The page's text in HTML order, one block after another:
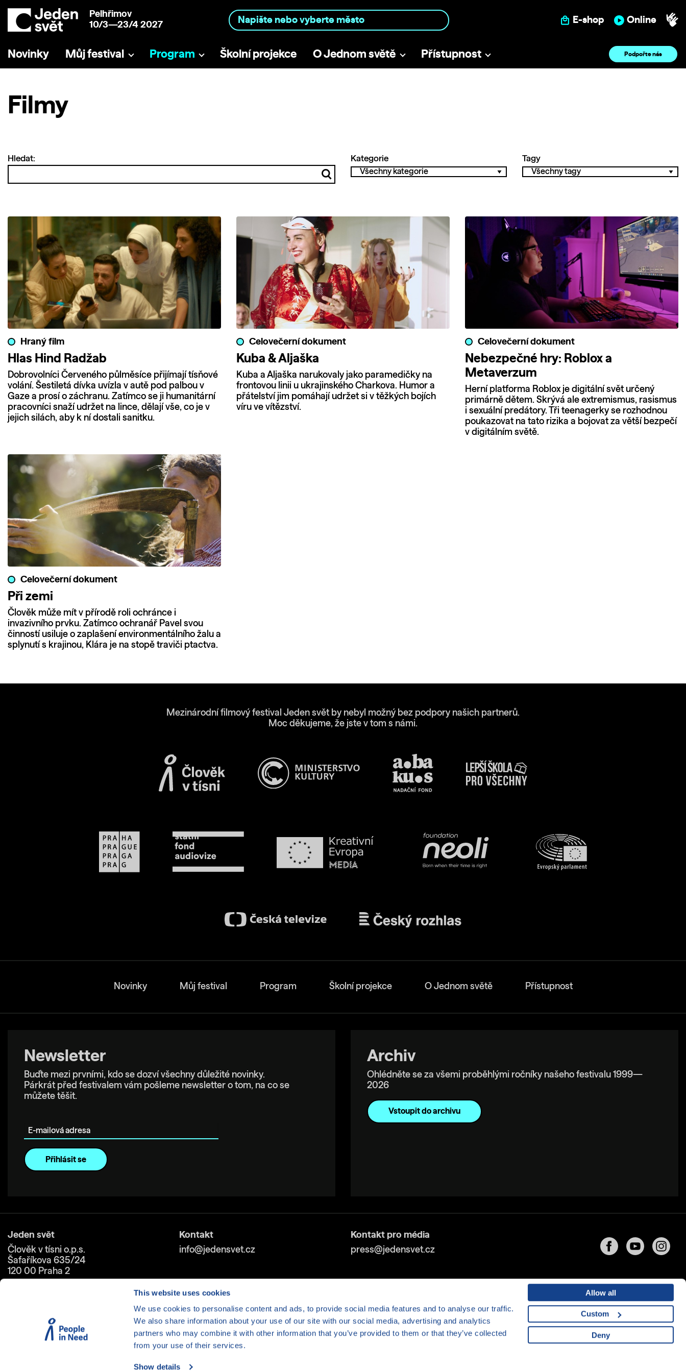
This website uses cookies
We use cookies to personalise content and ads, to provide social media features and to analyse our traffic.
We also share information about your use of our site with our social media, advertising and analytics
partners who may combine it with other information that you’ve provided to them or that they’ve collected
from your use of their services.
Show details
Allow all
Custom
Deny
Pelhřimov
10/3—23/4 2027
E-shop Online
Novinky Můj festival Program Školní projekce O Jednom světě Přístupnost Podpořte nás
Filmy
Hledat: Kategorie Tagy
Hraný film
Hlas Hind Radžab
Dobrovolníci Červeného půlměsíce přijímají tísňové
volání. Šestiletá dívka uvízla v autě pod palbou v
Gaze a prosí o záchranu. Zatímco se ji humanitární
pracovníci snaží udržet na lince, dělají vše, co je v
jejich silách, aby k ní dostali sanitku.
Celovečerní dokument
Kuba & Aljaška
Kuba a Aljaška narukovaly jako paramedičky na
frontovou linii u ukrajinského Charkova. Humor a
přátelství jim pomáhají udržet si v těžkých bojích
víru ve vítězství.
Celovečerní dokument
Nebezpečné hry: Roblox a
Metaverzum
Herní platforma Roblox je digitální svět určený
primárně dětem. Skrývá ale extremismus, rasismus
i sexuální predátory. Tři teenagerky se rozhodnou
poukazovat na tato rizika a bojovat za větší bezpečí
v digitálním světě.
Celovečerní dokument
Při zemi
Člověk může mít v přírodě roli ochránce i
invazivního prvku. Zatímco ochranář Pavel svou
činností usiluje o zaplašení environmentálního žalu a
splynutí s krajinou, Klára je na stopě traviči ptactva.
Mezinárodní filmový festival Jeden svět by nebyl možný bez podpory našich partnerů.
Moc děkujeme, že jste v tom s námi.
Novinky Můj festival Program Školní projekce O Jednom světě Přístupnost
Newsletter
Buďte mezi prvními, kdo se dozví všechny důležité novinky.
Párkrát před festivalem vám pošleme newsletter o tom, na co se
můžete těšit.
Archiv
Ohlédněte se za všemi proběhlými ročníky našeho festivalu 1999—
2026
Vstoupit do archivu
Jeden svět
Člověk v tísni o.p.s.
Šafaříkova 635/24
120 00 Praha 2
Kontakt
info@jedensvet.cz
Kontakt pro média
press@jedensvet.cz
Cookies| © 1999-2026 Člověk v tísni o.p.s., web běží v rámci bezplatného